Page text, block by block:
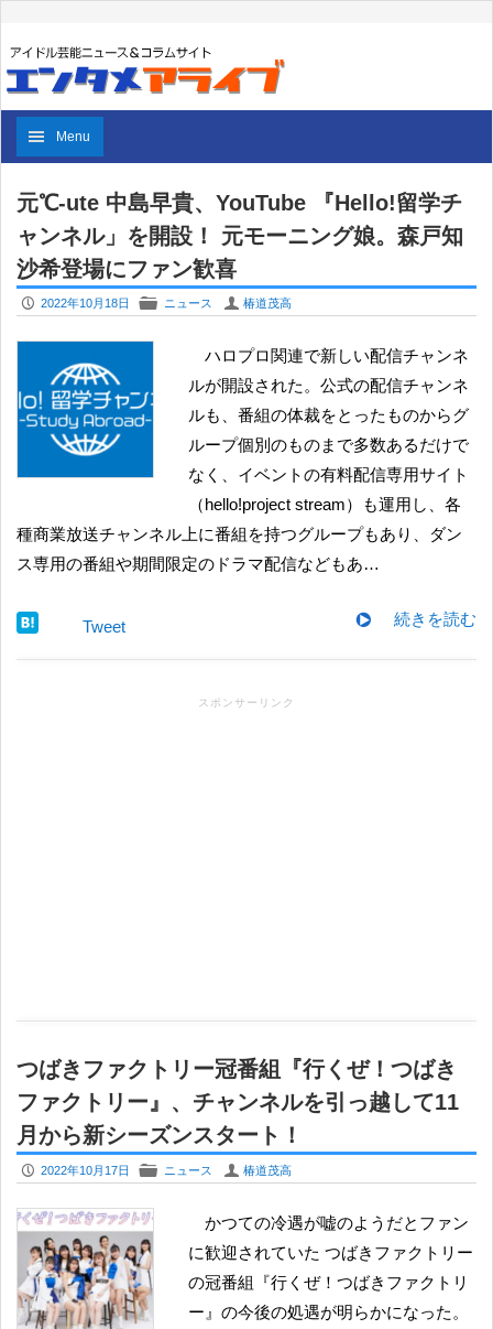
Menu
元℃-ute 中島早貴、YouTube 『Hello!留学チ
ャンネル」を開設！ 元モーニング娘。森戸知
沙希登場にファン歓喜
P 2022年10月18日 F ニュース U 椿道茂高
ハロプロ関連で新しい配信チャンネ
ルが開設された。公式の配信チャンネ
ルも、番組の体裁をとったものからグ
ループ個別のものまで多数あるだけで
なく、イベントの有料配信専用サイト
（hello!project stream）も運用し、各
種商業放送チャンネル上に番組を持つグループもあり、ダン
ス専用の番組や期間限定のドラマ配信などもあ…
続きを読む
Tweet
スポンサーリンク
つばきファクトリー冠番組『行くぜ！つばき
ファクトリー』、チャンネルを引っ越して11
月から新シーズンスタート！
P 2022年10月17日 F ニュース U 椿道茂高
かつての冷遇が嘘のようだとファン
に歓迎されていた つばきファクトリー
の冠番組『行くぜ！つばきファクトリ
ー』の今後の処遇が明らかになった。